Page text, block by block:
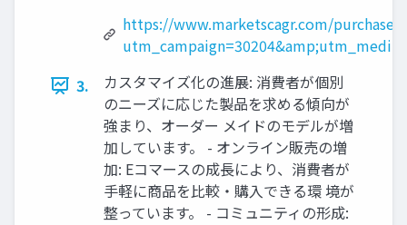
https://www.marketscagr.com/purchase/
3.
カスタマイズ化の進展: 消費者が個別
のニーズに応じた製品を求める傾向が
強まり、オーダー メイドのモデルが増
加しています。 - オンライン販売の増
加: Eコマースの成長により、消費者が
手軽に商品を比較・購入できる環 境が
整っています。 - コミュニティの形成: